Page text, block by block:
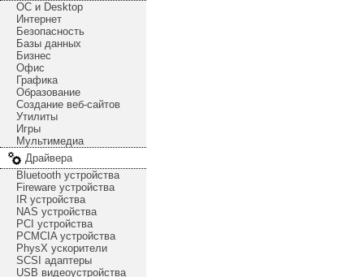
ОС и Desktop
Интернет
Безопасность
Базы данных
Бизнес
Офис
Графика
Образование
Создание веб-сайтов
Утилиты
Игры
Мультимедиа
Драйвера
Bluetooth устройства
Fireware устройства
IR устройства
NAS устройства
PCI устройства
PCMCIA устройства
PhysX ускорители
SCSI адаптеры
USB видеоустройства